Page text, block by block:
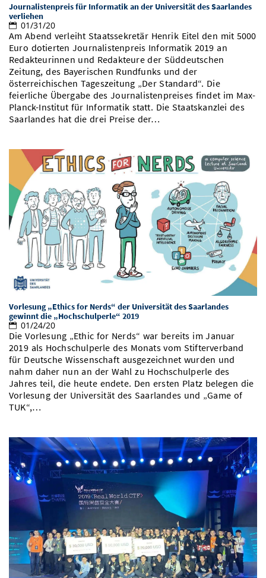
Journalistenpreis für Informatik an der Universität des Saarlandes
verliehen
01/31/20
Am Abend verleiht Staatssekretär Henrik Eitel den mit 5000
Euro dotierten Journalistenpreis Informatik 2019 an
Redakteurinnen und Redakteure der Süddeutschen
Zeitung, des Bayerischen Rundfunks und der
österreichischen Tageszeitung „Der Standard“. Die
feierliche Übergabe des Journalistenpreises findet im Max-
Planck-Institut für Informatik statt. Die Staatskanzlei des
Saarlandes hat die drei Preise der…
Vorlesung „Ethics for Nerds“ der Universität des Saarlandes
gewinnt die „Hochschulperle“ 2019
01/24/20
Die Vorlesung „Ethic for Nerds“ war bereits im Januar
2019 als Hochschulperle des Monats vom Stifterverband
für Deutsche Wissenschaft ausgezeichnet wurden und
nahm daher nun an der Wahl zu Hochschulperle des
Jahres teil, die heute endete. Den ersten Platz belegen die
Vorlesung der Universität des Saarlandes und „Game of
TUK“,…